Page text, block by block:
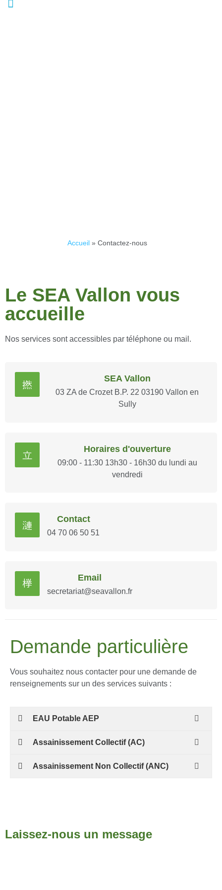
Accueil » Contactez-nous
Laissez-nous un message
Le SEA Vallon vous
accueille
Nos services sont accessibles par téléphone ou mail.
SEA Vallon
03 ZA de Crozet B.P. 22 03190 Vallon en
Sully
Horaires d'ouverture
09:00 - 11:30 13h30 - 16h30 du lundi au
vendredi
Contact
04 70 06 50 51
Email
secretariat@seavallon.fr
Demande particulière
Vous souhaitez nous contacter pour une demande de
renseignements sur un des services suivants :
EAU Potable AEP
Assainissement Collectif (AC)
Assainissement Non Collectif (ANC)